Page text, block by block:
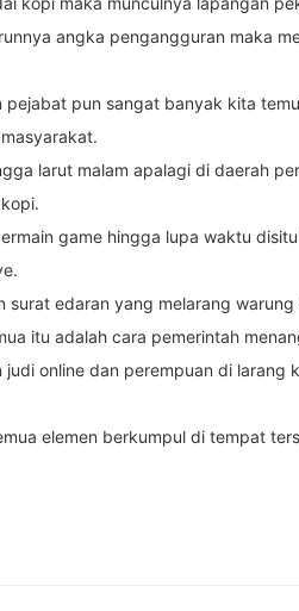
angka pengangguran maka
pun sangat banyak kita
larut malam apalagi di daerah
game hingga lupa waktu
edaran yang melarang
itu adalah cara pemerintah
online dan perempuan di larang
elemen berkumpul di tempat